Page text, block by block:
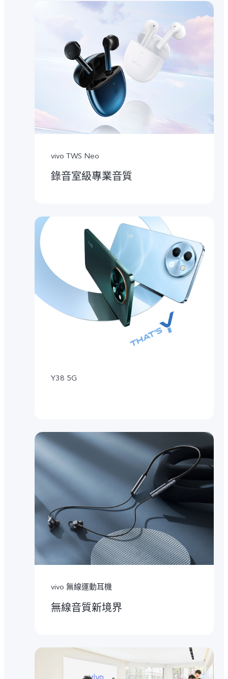
vivo TWS Neo
錄音室級專業音質
Y38 5G
vivo 無線運動耳機
無線音質新境界